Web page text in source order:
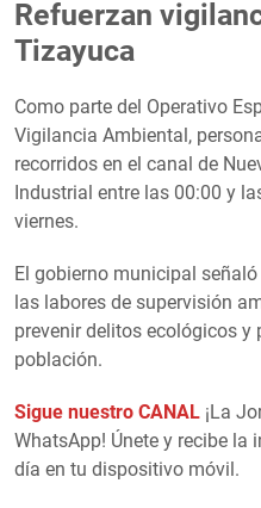
Refuerzan
Tizayuca
Como parte del Operativo
Vigilancia Ambiental,
recorridos en el canal de
Industrial entre las 00:00 y
viernes.
El gobierno municipal
las labores de supervisión
prevenir delitos ecológicos y
población.
Sigue nuestro CANAL ¡La
WhatsApp! Únete y recibe la
día en tu dispositivo móvil.